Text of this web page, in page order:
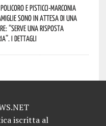
e Pisticci-Marconia
sono in attesa di una
“serve una risposta
I dettagli
iscritta al